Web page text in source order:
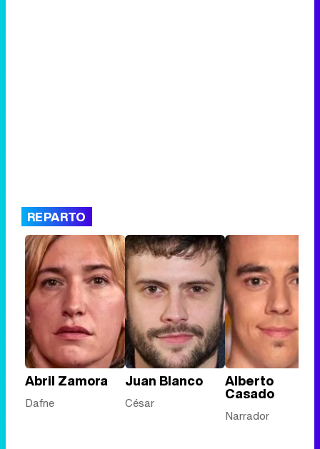
REPARTO
Abril Zamora
Dafne
Juan Blanco
César
Alberto
Casado
Narrador